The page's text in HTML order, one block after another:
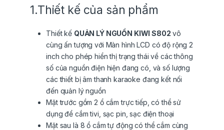
1.Thiết kế của sản phẩm
Thiết kế QUẢN LÝ NGUỒN KIWI S802 vô
cùng ấn tượng với Màn hình LCD có độ rộng 2
inch cho phép hiển thị trạng thái về các thông
số của nguồn điện hiện đang có, và số lượng
các thiết bị âm thanh karaoke đang kết nối
đến quản lý nguồn
Mặt trước gồm 2 ổ cắm trực tiếp, có thể sử
dụng để cắm tivi, sạc pin, sạc điện thoại
Mặt sau là 8 ổ cắm tự động có thể cắm cùng